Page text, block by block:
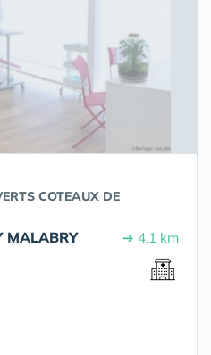
COTEAUX DE
MALABRY ➔ 4.1 km